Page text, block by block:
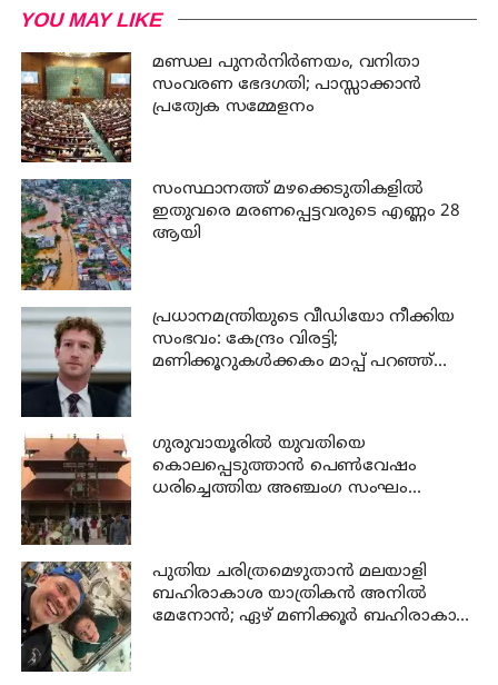
YOU MAY LIKE
മണ്ഡല പുനർനിർണയം, വനിതാ
സംവരണ ഭേദഗതി; പാസ്സാക്കാൻ
പ്രത്യേക സമ്മേളനം
സംസ്ഥാനത്ത് മഴക്കെടുതികളില്‍
ഇതുവരെ മരണപ്പെട്ടവരുടെ എണ്ണം 28
ആയി
പ്രധാനമന്ത്രിയുടെ വീഡിയോ നീക്കിയ
സംഭവം: കേന്ദ്രം വിരട്ടി;
മണിക്കൂറുകൾക്കകം മാപ്പ് പറഞ്ഞ്
ഗുരുവായൂരില്‍ യുവതിയെ
കൊലപ്പെടുത്താന്‍ പെണ്‍വേഷം
ധരിച്ചെത്തിയ അഞ്ചംഗ സംഘം
പുതിയ ചരിത്രമെഴുതാൻ മലയാളി
ബഹിരാകാശ യാത്രികൻ അനിൽ
മേനോൻ; ഏഴ് മണിക്കൂർ ബഹിരാകാശ